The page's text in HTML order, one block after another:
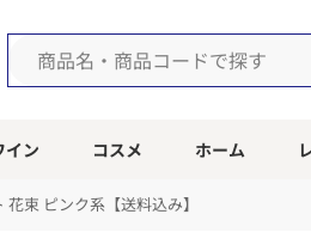
イン コスメ ホーム
束 ピンク系【送料込み】